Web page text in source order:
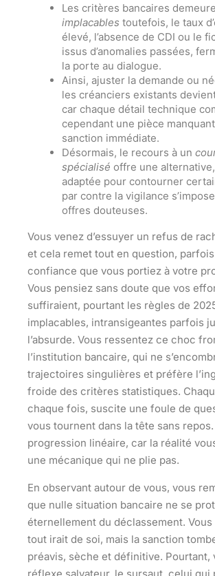
Les critères bancaires
implacables toutefois, le taux
élevé, l’absence de CDI ou le
issus d’anomalies passées,
la porte au dialogue.
Ainsi, ajuster la demande ou
les créanciers existants
car chaque détail technique
cependant une pièce
sanction immédiate.
Désormais, le recours à un
spécialisé offre une
adaptée pour contourner
par contre la vigilance
offres douteuses.
Vous venez d’essuyer un refus de
et cela remet tout en question,
confiance que vous portiez à votre
Vous pensiez sans doute que vos
suffiraient, pourtant les règles de
implacables, intransigeantes parfois
l’absurde. Vous ressentez ce choc
l’institution bancaire, qui ne
trajectoires singulières et préfère
froide des critères statistiques.
chaque fois, suscite une foule de
vous tournent dans la tête sans
progression linéaire, car la réalité
une mécanique qui ne plie pas.
En observant autour de vous, vous
que nulle situation bancaire ne se
éternellement du déclassement.
tout irait de soi, mais la sanction
préavis, sèche et définitive. Pourtant,